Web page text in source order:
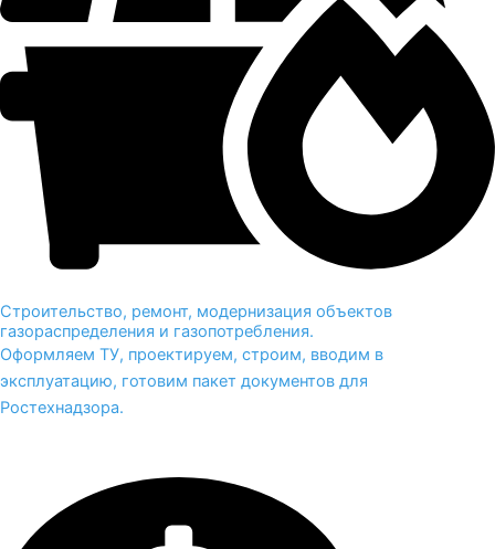
Строительство, ремонт, модернизация объектов
газораспределения и газопотребления.
Оформляем ТУ, проектируем, строим, вводим в
эксплуатацию, готовим пакет документов для
Ростехнадзора.